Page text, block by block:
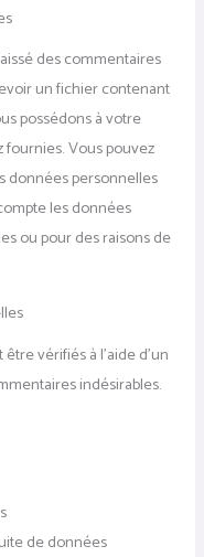
des commentaires
un fichier contenant
possédons à votre
Vous pouvez
données personnelles
les données
ou pour des raisons de
vérifiés à l’aide d’un
indésirables.
de données